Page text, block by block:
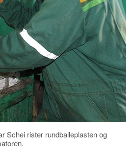
Schei rister rundballeplasten og